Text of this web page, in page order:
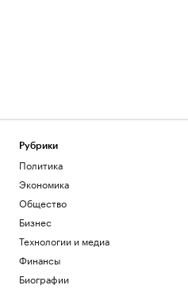
Рубрики
Политика
Экономика
Общество
Бизнес
Технологии и медиа
Финансы
Биографии